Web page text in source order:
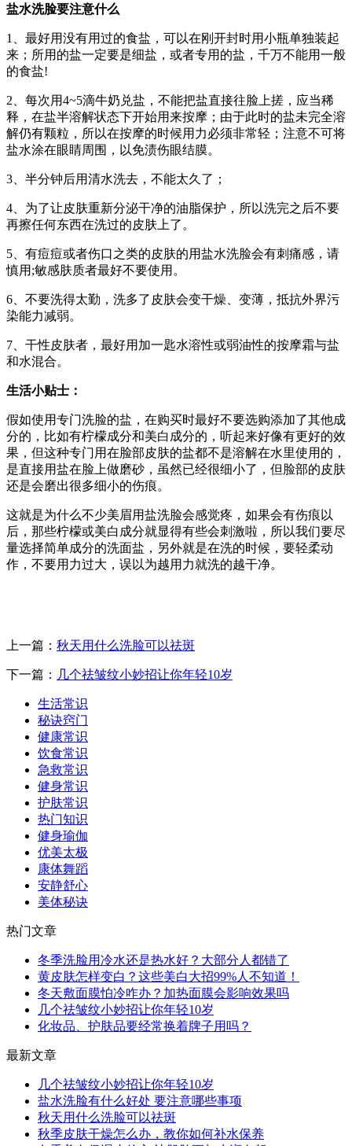
盐水洗脸要注意什么
1、最好用没有用过的食盐，可以在刚开封时用小瓶单独装起
来；所用的盐一定要是细盐，或者专用的盐，千万不能用一般
的食盐!
2、每次用4~5滴牛奶兑盐，不能把盐直接往脸上搓，应当稀
释，在盐半溶解状态下开始用来按摩；由于此时的盐未完全溶
解仍有颗粒，所以在按摩的时候用力必须非常轻；注意不可将
盐水涂在眼睛周围，以免渍伤眼结膜。
3、半分钟后用清水洗去，不能太久了；
4、为了让皮肤重新分泌干净的油脂保护，所以洗完之后不要
再擦任何东西在洗过的皮肤上了。
5、有痘痘或者伤口之类的皮肤的用盐水洗脸会有刺痛感，请
慎用;敏感肤质者最好不要使用。
6、不要洗得太勤，洗多了皮肤会变干燥、变薄，抵抗外界污
染能力减弱。
7、干性皮肤者，最好用加一匙水溶性或弱油性的按摩霜与盐
和水混合。
生活小贴士：
假如使用专门洗脸的盐，在购买时最好不要选购添加了其他成
分的，比如有柠檬成分和美白成分的，听起来好像有更好的效
果，但这种专门用在脸部皮肤的盐都不是溶解在水里使用的，
是直接用盐在脸上做磨砂，虽然已经很细小了，但脸部的皮肤
还是会磨出很多细小的伤痕。
这就是为什么不少美眉用盐洗脸会感觉疼，如果会有伤痕以
后，那些柠檬或美白成分就显得有些会刺激啦，所以我们要尽
量选择简单成分的洗面盐，另外就是在洗的时候，要轻柔动
作，不要用力过大，误以为越用力就洗的越干净。
上一篇： 秋天用什么洗脸可以祛斑
下一篇： 几个祛皱纹小妙招让你年轻10岁
生活常识
秘诀窍门
健康常识
饮食常识
急救常识
健身常识
护肤常识
热门知识
健身瑜伽
优美太极
康体舞蹈
安静舒心
美体秘诀
热门文章
冬季洗脸用冷水还是热水好？大部分人都错了
黄皮肤怎样变白？这些美白大招99%人不知道！
冬天敷面膜怕冷咋办？加热面膜会影响效果吗
几个祛皱纹小妙招让你年轻10岁
化妆品、护肤品要经常换着牌子用吗？
最新文章
几个祛皱纹小妙招让你年轻10岁
盐水洗脸有什么好处 要注意哪些事项
秋天用什么洗脸可以祛斑
秋季皮肤干燥怎么办，教你如何补水保养